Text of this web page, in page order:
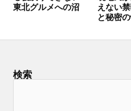
東北グルメへの沼
えない
と秘密
検索